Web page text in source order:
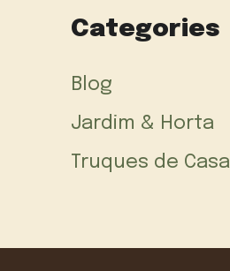
Categories
Blog
Jardim & Horta
Truques de Casa